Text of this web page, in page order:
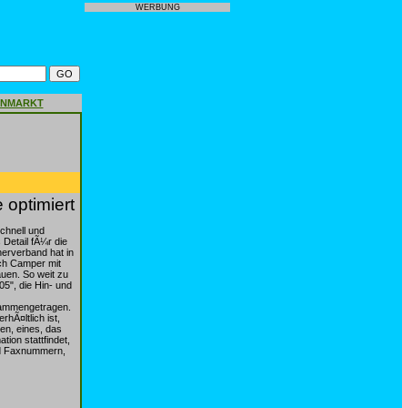
optimiert
und
Detail fÃ¼r die
hat in
Camper mit
So weit zu
die Hin- und
ist,
eines, das
stattfindet,
WERBUNG